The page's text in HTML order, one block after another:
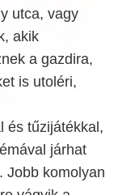
utca, vagy
akik
a gazdira,
is utoléri,
és tűzijátékkal,
járhat
Jobb komolyan